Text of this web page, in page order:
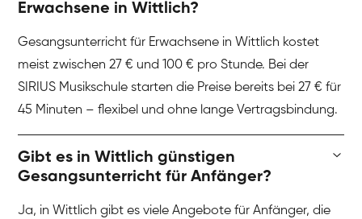
Erwachsene in Wittlich?
Gesangsunterricht für Erwachsene in Wittlich kostet
meist zwischen 27 € und 100 € pro Stunde. Bei der
SIRIUS Musikschule starten die Preise bereits bei 27 € für
45 Minuten – flexibel und ohne lange Vertragsbindung.
Gibt es in Wittlich günstigen
Gesangsunterricht für Anfänger?
Ja, in Wittlich gibt es viele Angebote für Anfänger, die